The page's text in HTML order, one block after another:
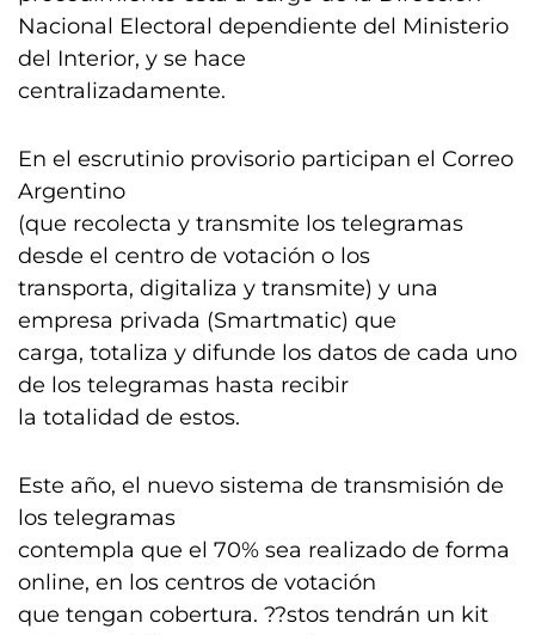
Nacional Electoral dependiente del Ministerio
del Interior, y se hace
centralizadamente.
En el escrutinio provisorio participan el Correo
Argentino
(que recolecta y transmite los telegramas
desde el centro de votación o los
transporta, digitaliza y transmite) y una
empresa privada (Smartmatic) que
carga, totaliza y difunde los datos de cada uno
de los telegramas hasta recibir
la totalidad de estos.
Este año, el nuevo sistema de transmisión de
los telegramas
contempla que el 70% sea realizado de forma
online, en los centros de votación
que tengan cobertura. ??stos tendrán un kit